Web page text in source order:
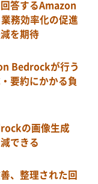
答するAmazon
務効率化の促進
を期待
Bedrockが行う
要約にかかる負
の画像生成
できる
、整理された回